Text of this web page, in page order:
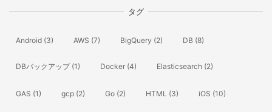
タグ
Android (3) AWS (7) BigQuery (2) DB (8)
DBバックアップ(1) Docker (4) Elasticsearch (2)
GAS (1) gcp (2) Go (2) HTML (3) iOS (10)